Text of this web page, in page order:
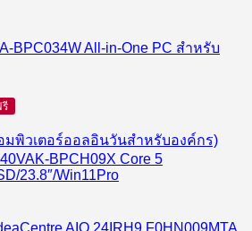
รี
มพิวเตอร์ออลอินวันสำหรับองค์กร)
BPCH09X Core 5
23.8″/Win11Pro